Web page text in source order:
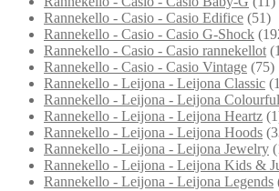
Rannekello - Casio - Casio Edifice (51)
Rannekello - Casio - Casio G-Shock
Rannekello - Casio - Casio rannekellot
Rannekello - Casio - Casio Vintage (75)
Rannekello - Leijona - Leijona Classic
Rannekello - Leijona - Leijona Colourful
Rannekello - Leijona - Leijona Heartz
Rannekello - Leijona - Leijona Hoods
Rannekello - Leijona - Leijona Jewelry
Rannekello - Leijona - Leijona Kids &
Rannekello - Leijona - Leijona Legends